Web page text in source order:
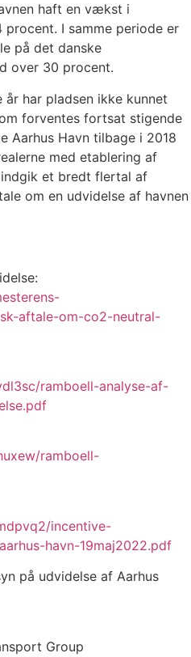
haft en vækst i
I samme periode er
på det danske
over 30 procent.
år har pladsen ikke kunnet
forventes fortsat stigende
Aarhus Havn tilbage i 2018
med etablering af
et bredt flertal af
om en udvidelse af havnen
aftale-om-co2-neutral-
ramboell-analyse-af-
ramboell-
incentive-
havn-19maj2022.pdf
på udvidelse af Aarhus
Group